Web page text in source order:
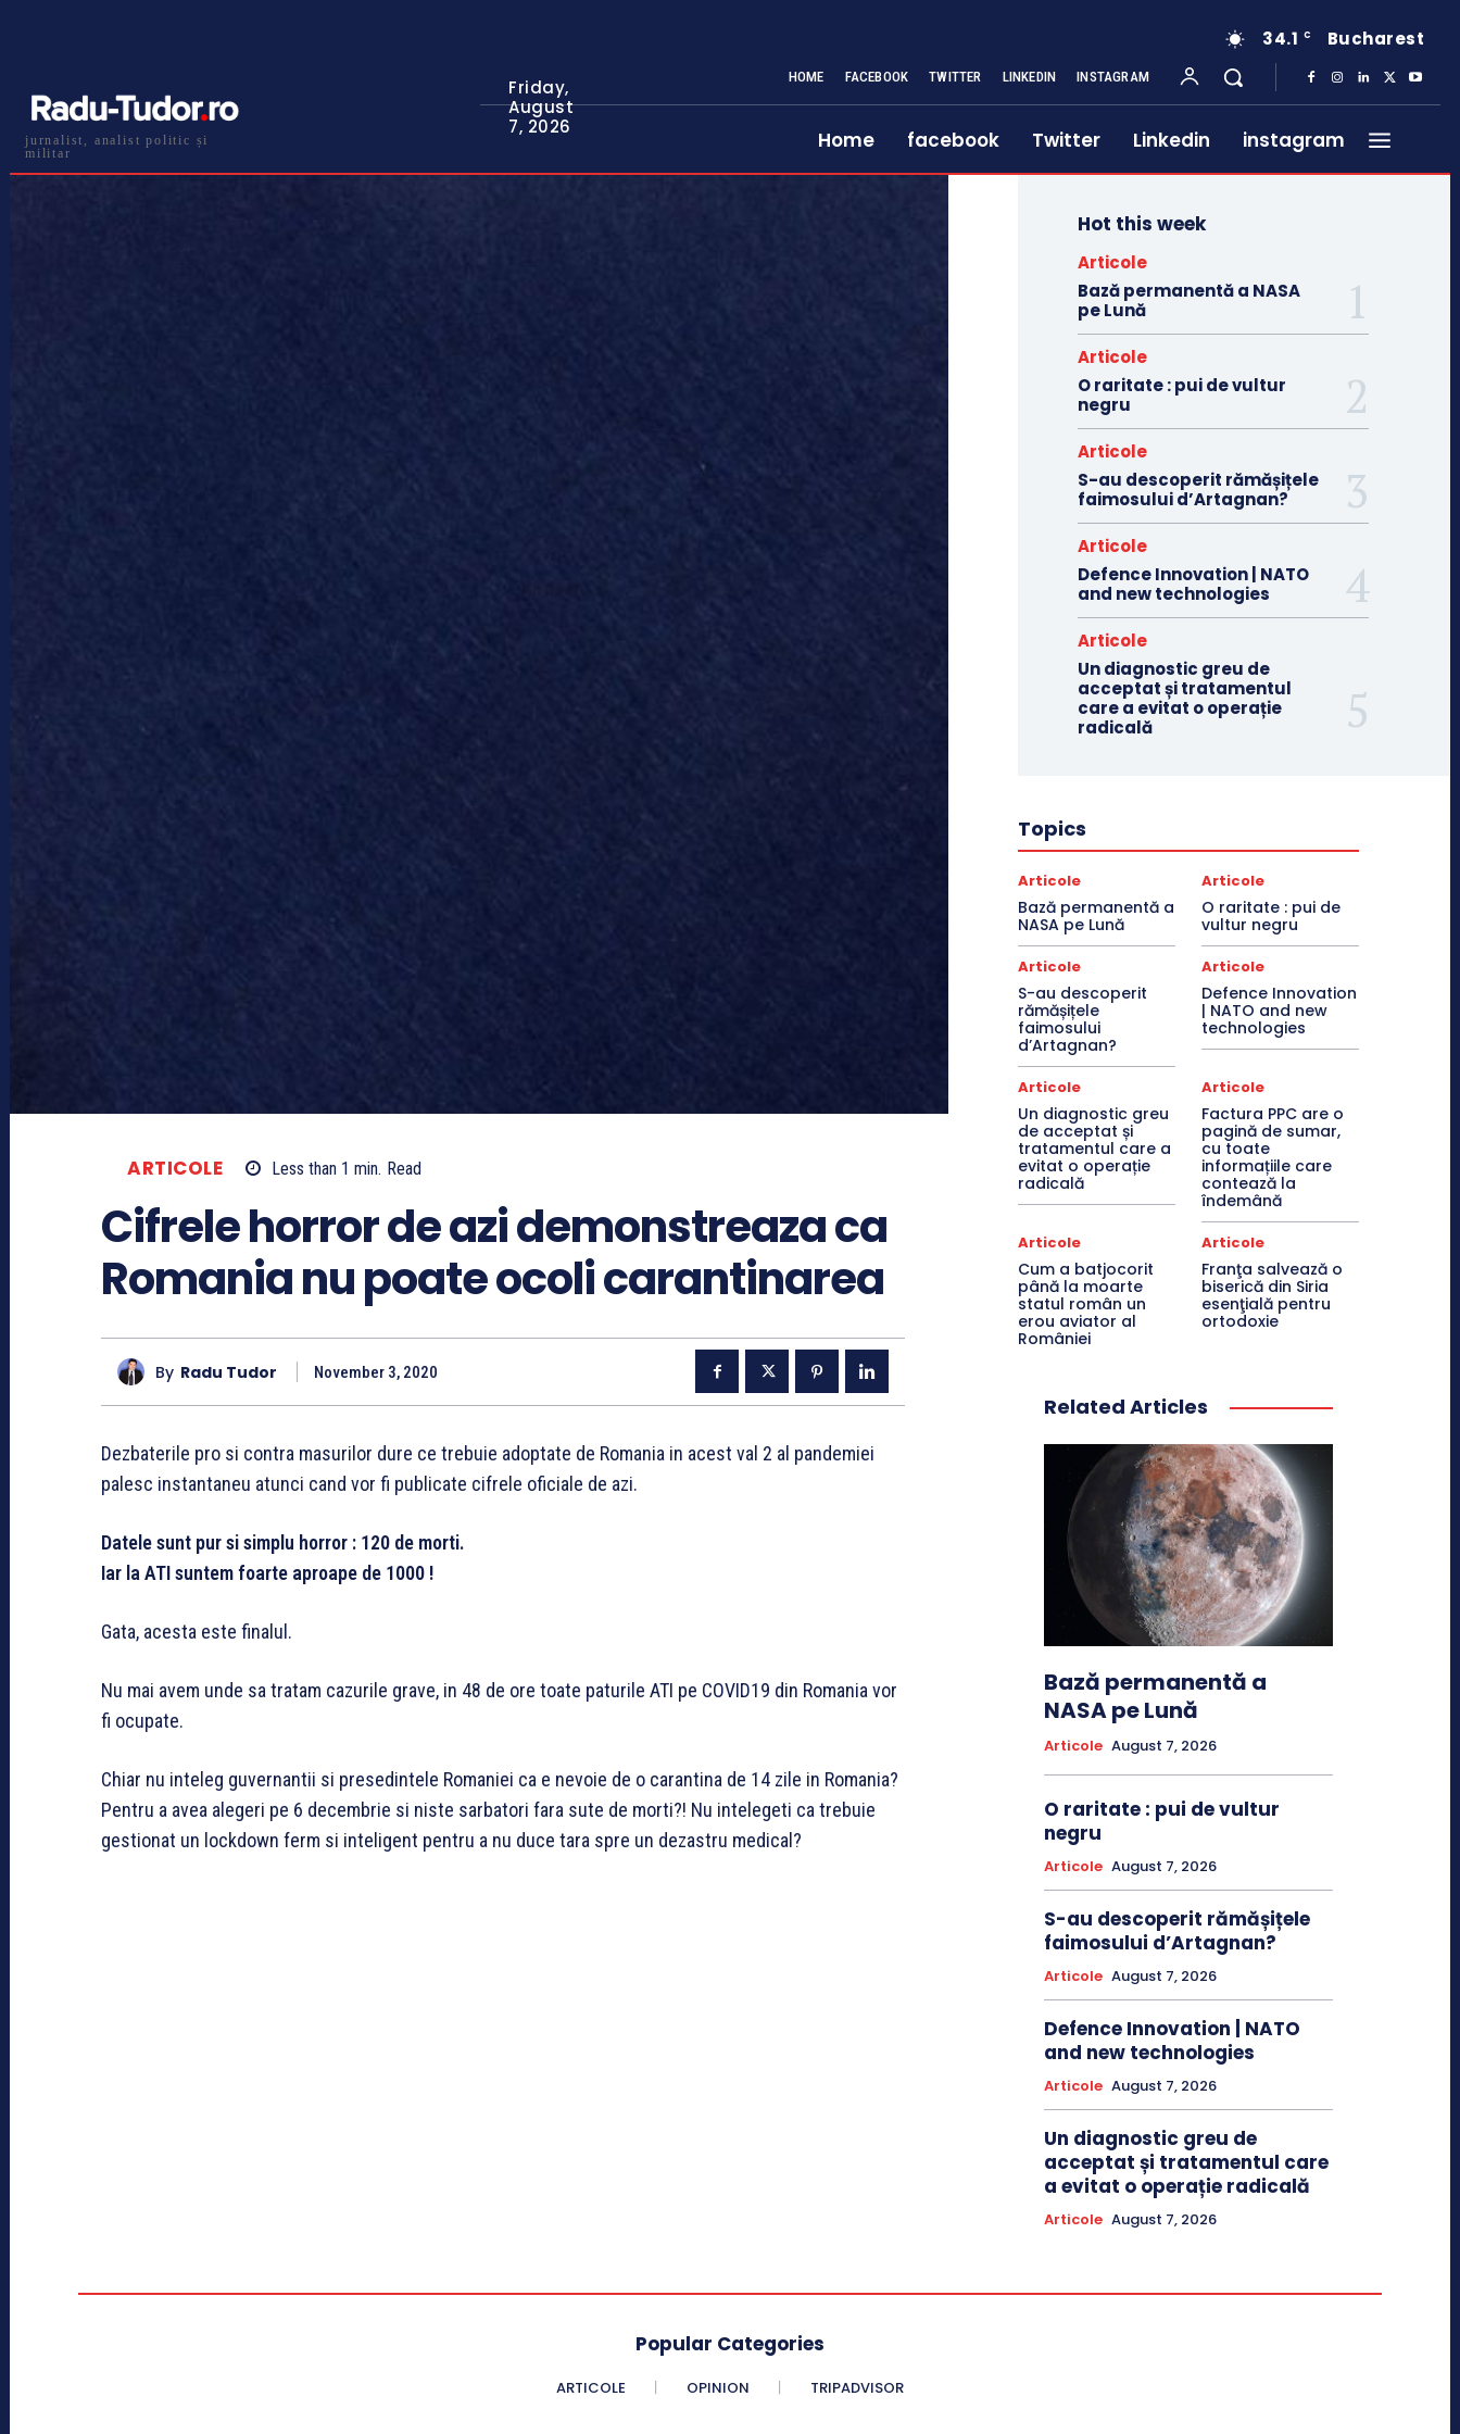
jurnalist, analist politic și
militar
Friday,
August
7, 2026
34.1 C Bucharest
HOME FACEBOOK TWITTER LINKEDIN INSTAGRAM
Home facebook Twitter Linkedin instagram
ARTICOLE Less than 1 min. Read
Cifrele horror de azi demonstreaza ca
Romania nu poate ocoli carantinarea
By Radu Tudor November 3, 2020
Dezbaterile pro si contra masurilor dure ce trebuie adoptate de Romania in acest val 2 al pandemiei
palesc instantaneu atunci cand vor fi publicate cifrele oficiale de azi.
Datele sunt pur si simplu horror : 120 de morti.
Iar la ATI suntem foarte aproape de 1000 !
Gata, acesta este finalul.
Nu mai avem unde sa tratam cazurile grave, in 48 de ore toate paturile ATI pe COVID19 din Romania vor
fi ocupate.
Chiar nu inteleg guvernantii si presedintele Romaniei ca e nevoie de o carantina de 14 zile in Romania?
Pentru a avea alegeri pe 6 decembrie si niste sarbatori fara sute de morti?! Nu intelegeti ca trebuie
gestionat un lockdown ferm si inteligent pentru a nu duce tara spre un dezastru medical?
Hot this week
Articole
Bază permanentă a NASA
pe Lună
Articole
O raritate : pui de vultur
negru
Articole
S-au descoperit rămășițele
faimosului d’Artagnan?
Articole
Defence Innovation | NATO
and new technologies
Articole
Un diagnostic greu de
acceptat și tratamentul
care a evitat o operație
radicală
Topics
Articole
Bază permanentă a
NASA pe Lună
Articole
O raritate : pui de
vultur negru
Articole
S-au descoperit
rămășițele
faimosului
d’Artagnan?
Articole
Defence Innovation
| NATO and new
technologies
Articole
Un diagnostic greu
de acceptat și
tratamentul care a
evitat o operație
radicală
Articole
Factura PPC are o
pagină de sumar,
cu toate
informațiile care
contează la
îndemână
Articole
Cum a batjocorit
până la moarte
statul român un
erou aviator al
României
Articole
Franţa salvează o
biserică din Siria
esenţială pentru
ortodoxie
Related Articles
Bază permanentă a
NASA pe Lună
Articole August 7, 2026
O raritate : pui de vultur
negru
Articole August 7, 2026
S-au descoperit rămășițele
faimosului d’Artagnan?
Articole August 7, 2026
Defence Innovation | NATO
and new technologies
Articole August 7, 2026
Un diagnostic greu de
acceptat și tratamentul care
a evitat o operație radicală
Articole August 7, 2026
Popular Categories
ARTICOLE OPINION TRIPADVISOR